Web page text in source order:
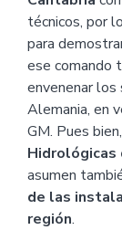
técnicos, por
para
ese comando
envenenar los
Alemania, en
GM. Pues
Hidrológicas
asumen
de las
región.